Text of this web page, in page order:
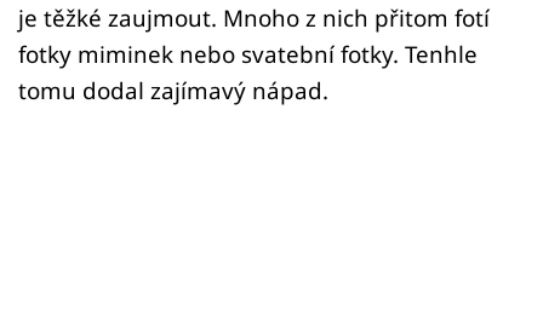
je těžké zaujmout. Mnoho z nich přitom fotí
fotky miminek nebo svatební fotky. Tenhle
tomu dodal zajímavý nápad.